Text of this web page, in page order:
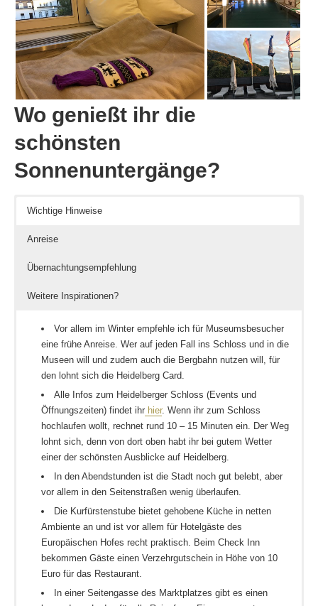
Wo genießt ihr die
schönsten
Sonnenuntergänge?
Wichtige Hinweise
Anreise
Übernachtungsempfehlung
Weitere Inspirationen?
Vor allem im Winter empfehle ich für Museumsbesucher
eine frühe Anreise. Wer auf jeden Fall ins Schloss und in die
Museen will und zudem auch die Bergbahn nutzen will, für
den lohnt sich die Heidelberg Card.
Alle Infos zum Heidelberger Schloss (Events und
Öffnungszeiten) findet ihr hier. Wenn ihr zum Schloss
hochlaufen wollt, rechnet rund 10 – 15 Minuten ein. Der Weg
lohnt sich, denn von dort oben habt ihr bei gutem Wetter
einer der schönsten Ausblicke auf Heidelberg.
In den Abendstunden ist die Stadt noch gut belebt, aber
vor allem in den Seitenstraßen wenig überlaufen.
Die Kurfürstenstube bietet gehobene Küche in netten
Ambiente an und ist vor allem für Hotelgäste des
Europäischen Hofes recht praktisch. Beim Check Inn
bekommen Gäste einen Verzehrgutschein in Höhe von 10
Euro für das Restaurant.
In einer Seitengasse des Marktplatzes gibt es einen